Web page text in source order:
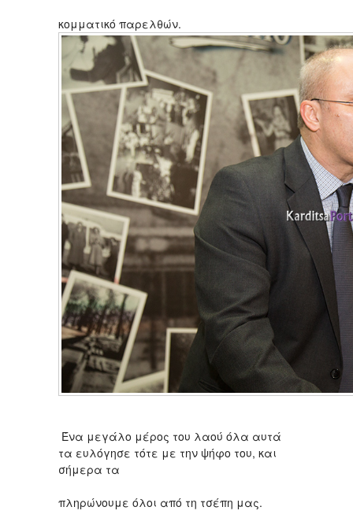
κομματικό παρελθών.
Ένα μεγάλο μέρος του λαού όλα αυτά
τα ευλόγησε τότε με την ψήφο του, και
σήμερα τα
πληρώνουμε όλοι από τη τσέπη μας.